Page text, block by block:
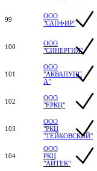
99
ООО
"САПФИР"
100
ООО
"СИНЕРГИЯ"
101
ООО
"АКВАПУПС
А"
102
ООО
"ЕРКЦ"
103
ООО
"РКЦ
"ТЕЙКОВСКИЙ"
104
ООО
РКЦ
"АЙТЕК"